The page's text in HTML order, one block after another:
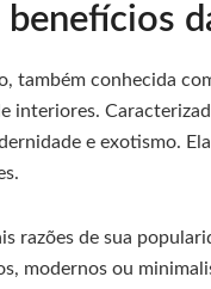
também conhecida
interiores.
e exotismo.
razões de sua
modernos ou